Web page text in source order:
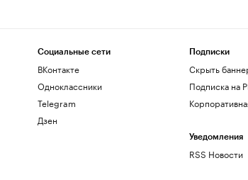
Социальные сети
ВКонтакте
Одноклассники
Telegram
Дзен
Подписки
Скрыть
Подписка на
Уведомления
RSS Новости